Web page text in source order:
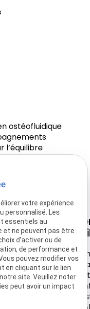
ostéofluidique
l’équilibre
Navigation
Accueil
Votre Ostéo
Tarifs
Actualité
votre expérience
personnalisé. Les
essentiels au
ne peuvent pas être
d'activer ou de
de performance et
pouvez modifier vos
en cliquant sur le lien
site. Veuillez noter
peut avoir un impact